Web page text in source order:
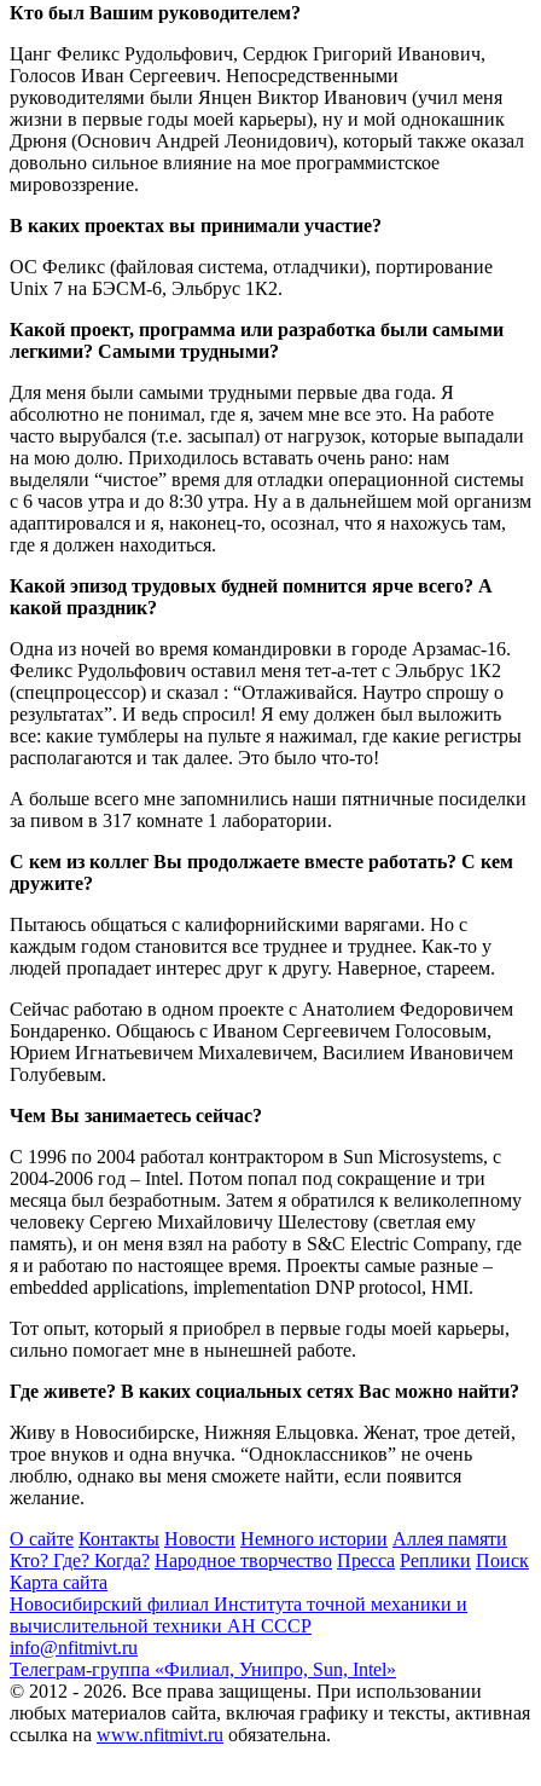
Кто был Вашим руководителем?
Цанг Феликс Рудольфович, Сердюк Григорий Иванович,
Голосов Иван Сергеевич. Непосредственными
руководителями были Янцен Виктор Иванович (учил меня
жизни в первые годы моей карьеры), ну и мой однокашник
Дрюня (Основич Андрей Леонидович), который также оказал
довольно сильное влияние на мое программистское
мировоззрение.
В каких проектах вы принимали участие?
ОС Феликс (файловая система, отладчики), портирование
Unix 7 на БЭСМ-6, Эльбрус 1К2.
Какой проект, программа или разработка были самыми
легкими? Самыми трудными?
Для меня были самыми трудными первые два года. Я
абсолютно не понимал, где я, зачем мне все это. На работе
часто вырубался (т.е. засыпал) от нагрузок, которые выпадали
на мою долю. Приходилось вставать очень рано: нам
выделяли “чистое” время для отладки операционной системы
с 6 часов утра и до 8:30 утра. Ну а в дальнейшем мой организм
адаптировался и я, наконец-то, осознал, что я нахожусь там,
где я должен находиться.
Какой эпизод трудовых будней помнится ярче всего? А
какой праздник?
Одна из ночей во время командировки в городе Арзамас-16.
Феликс Рудольфович оставил меня тет-а-тет с Эльбрус 1К2
(спецпроцессор) и сказал : “Отлаживайся. Наутро спрошу о
результатах”. И ведь спросил! Я ему должен был выложить
все: какие тумблеры на пульте я нажимал, где какие регистры
располагаются и так далее. Это было что-то!
А больше всего мне запомнились наши пятничные посиделки
за пивом в 317 комнате 1 лаборатории.
С кем из коллег Вы продолжаете вместе работать? С кем
дружите?
Пытаюсь общаться с калифорнийскими варягами. Но с
каждым годом становится все труднее и труднее. Как-то у
людей пропадает интерес друг к другу. Наверное, стареем.
Сейчас работаю в одном проекте с Анатолием Федоровичем
Бондаренко. Общаюсь с Иваном Сергеевичем Голосовым,
Юрием Игнатьевичем Михалевичем, Василием Ивановичем
Голубевым.
Чем Вы занимаетесь сейчас?
С 1996 по 2004 работал контрактором в Sun Microsystems, с
2004-2006 год – Intel. Потом попал под сокращение и три
месяца был безработным. Затем я обратился к великолепному
человеку Сергею Михайловичу Шелестову (светлая ему
память), и он меня взял на работу в S&C Electric Company, где
я и работаю по настоящее время. Проекты самые разные –
embedded applications, implementation DNP protocol, HMI.
Тот опыт, который я приобрел в первые годы моей карьеры,
сильно помогает мне в нынешней работе.
Где живете? В каких социальных сетях Вас можно найти?
Живу в Новосибирске, Нижняя Ельцовка. Женат, трое детей,
трое внуков и одна внучка. “Одноклассников” не очень
люблю, однако вы меня сможете найти, если появится
желание.
О сайте Контакты Новости Немного истории Аллея памяти
Кто? Где? Когда? Народное творчество Пресса Реплики Поиск
Карта сайта
Новосибирский филиал Института точной механики и
вычислительной техники АН СССР
info@nfitmivt.ru
Телеграм-группа «Филиал, Унипро, Sun, Intel»
© 2012 - 2026. Все права защищены. При использовании
любых материалов сайта, включая графику и тексты, активная
ссылка на www.nfitmivt.ru обязательна.